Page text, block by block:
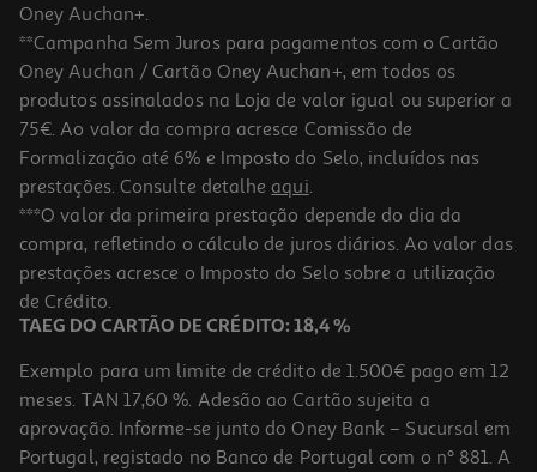
5.0
Tomate Auchan Em Cubos 400g
2.23 €/Kg
0,89 €
Oney Auchan+.
**Campanha Sem Juros para pagamentos com o Cartão
Oney Auchan / Cartão Oney Auchan+, em todos os
produtos assinalados na Loja de valor igual ou superior a
75€. Ao valor da compra acresce Comissão de
Formalização até 6% e Imposto do Selo, incluídos nas
prestações. Consulte detalhe aqui.
***O valor da primeira prestação depende do dia da
compra, refletindo o cálculo de juros diários. Ao valor das
prestações acresce o Imposto do Selo sobre a utilização
de Crédito.
TAEG DO CARTÃO DE CRÉDITO: 18,4 %
Exemplo para um limite de crédito de 1.500€ pago em 12
meses. TAN 17,60 %. Adesão ao Cartão sujeita a
aprovação. Informe-se junto do Oney Bank – Sucursal em
Portugal, registado no Banco de Portugal com o nº 881. A